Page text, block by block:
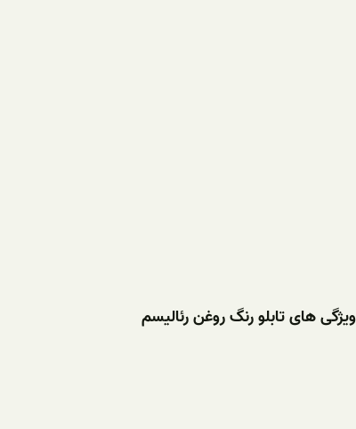
ویژگی های تابلو رنگ روغن رئالیسم